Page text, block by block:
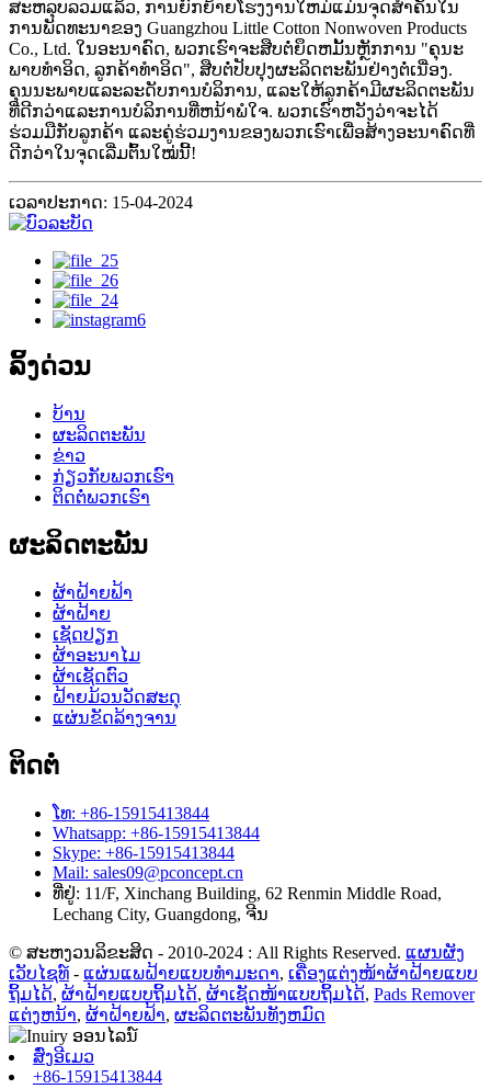
ສະຫລຸບລວມແລ້ວ, ການຍົກຍ້າຍໂຮງງານໃຫມ່ແມ່ນຈຸດສໍາຄັນໃນ
ການພັດທະນາຂອງ Guangzhou Little Cotton Nonwoven Products
Co., Ltd. ໃນອະນາຄົດ, ພວກເຮົາຈະສືບຕໍ່ຍຶດຫມັ້ນຫຼັກການ "ຄຸນະ
ພາບທໍາອິດ, ລູກຄ້າທໍາອິດ", ສືບຕໍ່ປັບປຸງຜະລິດຕະພັນຢ່າງຕໍ່ເນື່ອງ.
ຄຸນນະພາບແລະລະດັບການບໍລິການ, ແລະໃຫ້ລູກຄ້າມີຜະລິດຕະພັນ
ທີ່ດີກວ່າແລະການບໍລິການທີ່ຫນ້າພໍໃຈ. ພວກເຮົາຫວັງວ່າຈະໄດ້
ຮ່ວມມືກັບລູກຄ້າ ແລະຄູ່ຮ່ວມງານຂອງພວກເຮົາເພື່ອສ້າງອະນາຄົດທີ່
ດີກວ່າໃນຈຸດເລີ່ມຕົ້ນໃໝ່ນີ້!
ເວລາປະກາດ: 15-04-2024
ລິ້ງດ່ວນ
ບ້ານ
ຜະລິດຕະພັນ
ຂ່າວ
ກ່ຽວກັບພວກເຮົາ
ຕິດຕໍ່ພວກເຮົາ
ຜະລິດຕະພັນ
ຜ້າຝ້າຍຟ້າ
ຜ້າຝ້າຍ
ເຊັດປຽກ
ຜ້າອະນາໄມ
ຜ້າເຊັດຕົວ
ຝ້າຍມ້ວນວັດສະດຸ
ແຜ່ນຂັດລ້າງຈານ
ຕິດຕໍ່
ໂທ: +86-15915413844
Whatsapp: +86-15915413844
Skype: +86-15915413844
Mail: sales09@pconcept.cn
ທີ່ຢູ່: 11/F, Xinchang Building, 62 Renmin Middle Road,
Lechang City, Guangdong, ຈີນ
© ສະຫງວນລິຂະສິດ - 2010-2024 : All Rights Reserved. ແຜນຜັງ
ເວັບໄຊທ໌ - ແຜ່ນແພຝ້າຍແບບທຳມະດາ, ເຄື່ອງແຕ່ງໜ້າຜ້າຝ້າຍແບບ
ຖິ້ມໄດ້, ຜ້າຝ້າຍແບບຖິ້ມໄດ້, ຜ້າເຊັດໜ້າແບບຖິ້ມໄດ້, Pads Remover
ແຕ່ງຫນ້າ, ຜ້າຝ້າຍຟ້າ, ຜະລິດຕະພັນທັງຫມົດ
ສົ່ງອີເມວ
+86-15915413844